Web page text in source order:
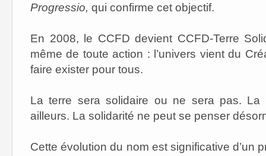
Progressio, qui confirme cet objectif.
En 2008, le CCFD devient CCFD-Terre
même de toute action : l’univers vient du
faire exister pour tous.
La terre sera solidaire ou ne sera pas.
ailleurs. La solidarité ne peut se penser
Cette évolution du nom est significative d’un